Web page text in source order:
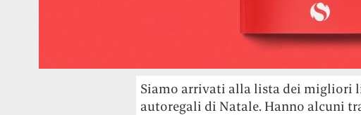
Siamo arrivati alla lista dei migliori
autoregali di Natale. Hanno alcuni